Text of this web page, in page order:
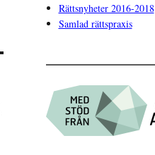
Rättsnyheter 2016-2018
Samlad rättspraxis